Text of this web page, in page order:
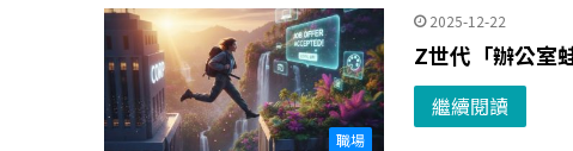
職場
2025-12-22
Z世代「辦公室
繼續閱讀